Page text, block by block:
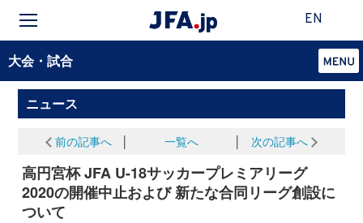
EN
大会・試合
ニュース
前の記事へ 一覧へ 次の記事へ
高円宮杯 JFA U-18サッカープレミアリーグ
2020の開催中止および 新たな合同リーグ創設に
ついて